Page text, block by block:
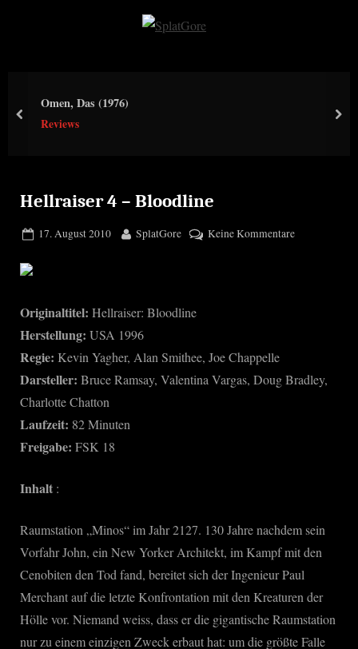
Omen, Das (1976)
Reviews
prev
Hellraiser 4 – Bloodline
Posted
17. August 2010 By
SplatGore Keine Kommentarezu
Originaltitel: Hellraiser: Bloodline
Herstellung: USA 1996
Regie: Kevin Yagher, Alan Smithee, Joe Chappelle
Darsteller: Bruce Ramsay, Valentina Vargas, Doug Bradley,
Charlotte Chatton
Laufzeit: 82 Minuten
Freigabe: FSK 18
Inhalt :
Raumstation „Minos“ im Jahr 2127. 130 Jahre nachdem sein
Vorfahr John, ein New Yorker Architekt, im Kampf mit den
Cenobiten den Tod fand, bereitet sich der Ingenieur Paul
Merchant auf die letzte Konfrontation mit den Kreaturen der
Hölle vor. Niemand weiss, dass er die gigantische Raumstation
nur zu einem einzigen Zweck erbaut hat: um die größte Falle